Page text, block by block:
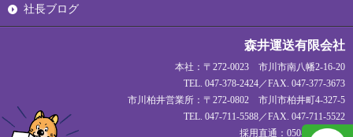
社長ブログ
森井運送有限会社
本社：〒272-0023 市川市南八幡2-16-20
TEL. 047-378-2424／FAX. 047-377-3673
市川柏井営業所：〒272-0802 市川市柏井町4-327-5
TEL. 047-711-5588／FAX. 047-711-5522
採用直通：050-1720-1927